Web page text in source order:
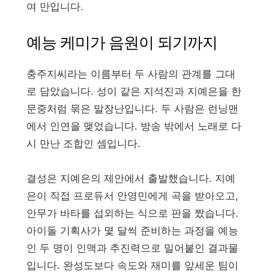
여 만입니다.
예능 케미가 음원이 되기까지
충주지씨라는 이름부터 두 사람의 관계를 그대
로 담았습니다. 성이 같은 지석진과 지예은을 한
문중처럼 묶은 말장난입니다. 두 사람은 런닝맨
에서 인연을 맺었습니다. 방송 밖에서 노래로 다
시 만난 조합인 셈입니다.
결성은 지예은의 제안에서 출발했습니다. 지예
은이 직접 프로듀서 안영민에게 곡을 받아오고,
안무가 바타를 섭외하는 식으로 판을 짰습니다.
아이돌 기획사가 몇 달씩 준비하는 과정을 예능
인 두 명이 인맥과 추진력으로 밀어붙인 결과물
입니다. 완성도보다 속도와 재미를 앞세운 팀이